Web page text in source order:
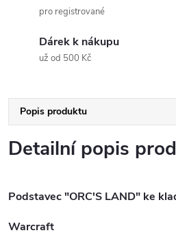
pro registrované
Dárek k nákupu
už od 500 Kč
Popis produktu
Detailní popis
Podstavec "ORC'S LAND" ke
Warcraft